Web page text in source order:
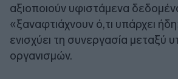
αξιοποιούν υφιστάμενα
«ξαναφτιάχνουν ό,τι υπάρχει
ενισχύει τη συνεργασία μεταξύ
οργανισμών.